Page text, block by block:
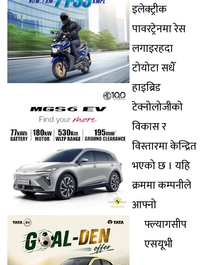
इलेक्ट्रीक
पावरट्रेनमा रेस
लगाइरहदा
टोयोटा सधैँ
हाइब्रिड
टेक्नोलोजीको
विकास र
विस्तारमा केन्द्रित
भएको छ । यहि
क्रममा कम्पनीले
आफ्नो
फ्ल्यागसीप
एसयूभी